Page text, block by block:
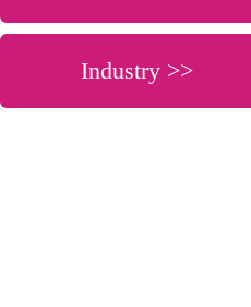
Industry >>